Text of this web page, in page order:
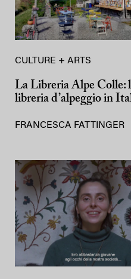
CULTURE + ARTS
La Libreria Alpe Colle:
libreria d’alpeggio in
FRANCESCA FATTINGER